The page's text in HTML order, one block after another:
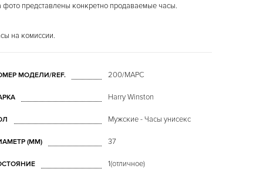
фото представлены конкретно продаваемые часы.
на комиссии.
МОДЕЛИ/REF. 200/MAPC
Harry Winston
Мужские - Часы унисекс
(MM) 37
1(отличное)